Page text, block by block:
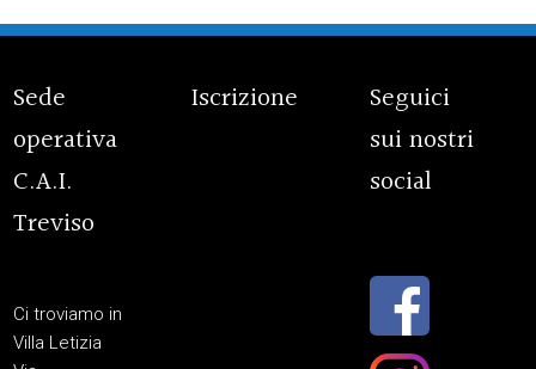
Sede
operativa
C.A.I.
Treviso
Ci troviamo in
Villa Letizia
Iscrizione
Seguici
sui nostri
social